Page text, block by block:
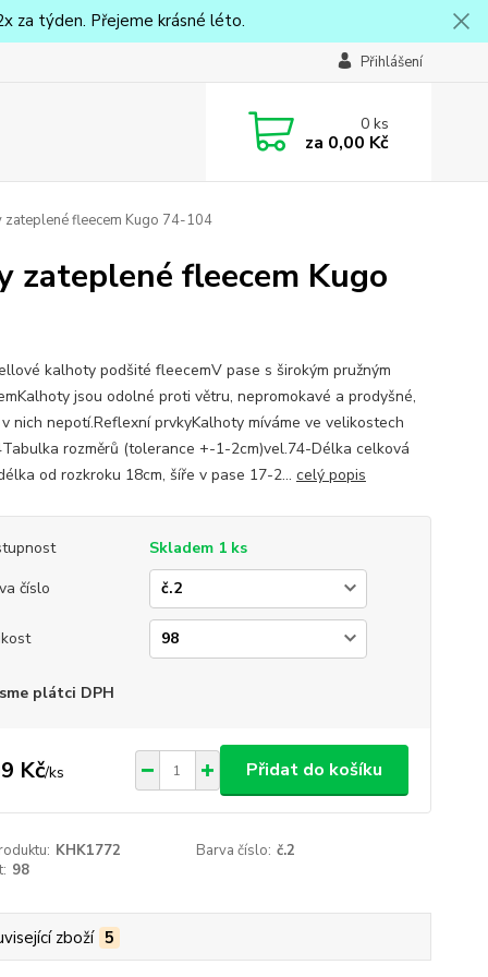
za týden. Přejeme krásné léto.
Přihlášení
0ks
za 0,00 Kč
fleecem Kugo 74-104
fleecem Kugo
kalhoty podšité fleecemV pase s širokým pružným
jsou odolné proti větru, nepromokavé a prodyšné,
nich nepotí.Reflexní prvkyKalhoty míváme ve velikostech
rozměrů (tolerance +-1-2cm)vel.74-Délka celková
od rozkroku 18cm, šíře v pase 17-2... celý popis
Skladem 1 ks
číslo
plátci DPH
Kč/ks Přidat do košíku
KHK1772 Barva číslo: č.2
98
zboží 5